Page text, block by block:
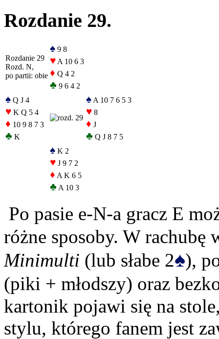
Rozdanie 29.
Rozdanie 29
Rozd. N,
po partii: obie
♠ 9 8
♥ A 10 6 3
♦ Q 4 2
♣ 9 6 4 2
♠ Q J 4
♥ K Q 5 4
♦ 10 9 8 7 3
♣ K
♠ A 10 7 6 5 3
♥ 8
♦ J
♣ Q J 8 7 5
♠ K 2
♥ J 9 7 2
♦ A K 6 5
♣ A 10 3
Po pasie e-N-a gracz E
różne sposoby. W rachubę
Minimulti (lub słabe 2♠),
(piki + młodszy) oraz
kartonik pojawi się na
stylu, którego fanem jest